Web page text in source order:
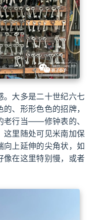
。大多是二十世纪六七
、形形色色的招牌，
老行当——修钟表的、
这里随处可见米南加保
向上延伸的尖角状，如
像在这里特别慢，或者